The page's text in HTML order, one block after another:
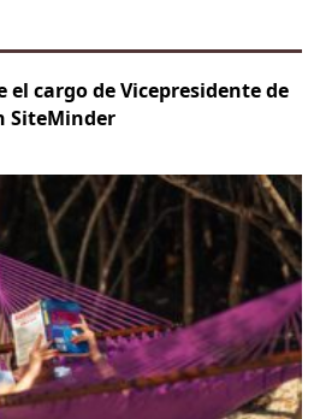
el cargo de Vicepresidente de
SiteMinder